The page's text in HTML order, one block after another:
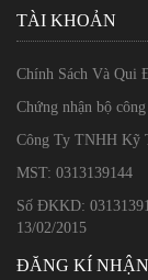
TÀI KHOẢN
Chính Sách Và Qui
Chứng nhận bộ
Công Ty TNHH Kỹ
MST: 0313139144
Số ĐKKD:
13/02/2015
ĐĂNG KÍ